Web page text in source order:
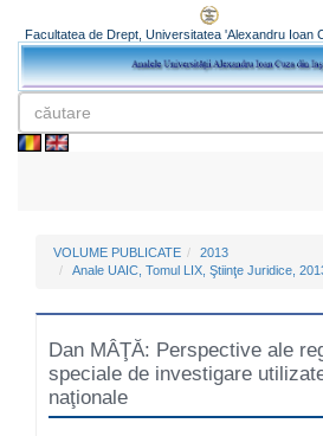
Facultatea de Drept, Universitatea 'Alexandru Ioan
VOLUME PUBLICATE
2013
Anale UAIC, Tomul LIX, Ştiinţe Juridice,
Dan MÂŢĂ: Perspective ale
speciale de investigare
naţionale